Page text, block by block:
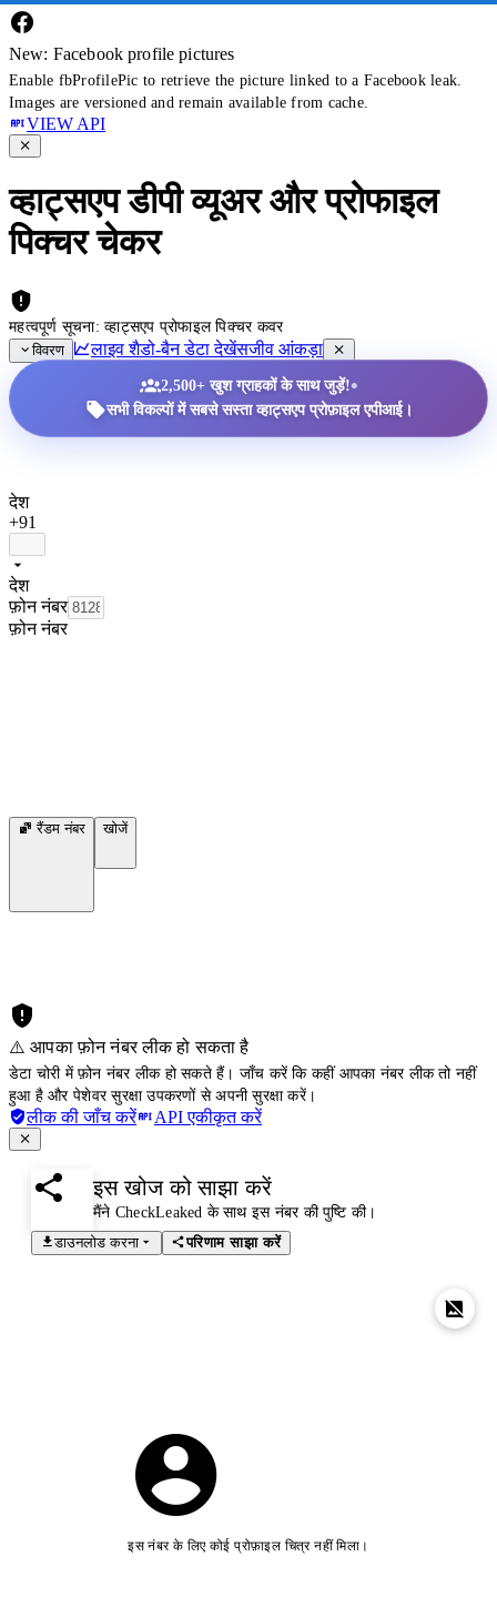
New: Facebook profile pictures
Enable fbProfilePic to retrieve the picture linked to a Facebook leak.
Images are versioned and remain available from cache.
VIEW API
व्हाट्सएप डीपी व्यूअर और प्रोफाइल
पिक्चर चेकर
महत्वपूर्ण सूचना: व्हाट्सएप प्रोफाइल पिक्चर कवर
विवरण
लाइव शैडो-बैन डेटा देखेंसजीव आंकड़ा
2,500+ खुश ग्राहकों के साथ जुड़ें!•
सभी विकल्पों में सबसे सस्ता व्हाट्सएप प्रोफ़ाइल एपीआई।
देश
+91
देश
फ़ोन नंबर
फ़ोन नंबर
रैंडम नंबर खोजें
⚠️ आपका फ़ोन नंबर लीक हो सकता है
डेटा चोरी में फ़ोन नंबर लीक हो सकते हैं। जाँच करें कि कहीं आपका नंबर लीक तो नहीं
हुआ है और पेशेवर सुरक्षा उपकरणों से अपनी सुरक्षा करें।
लीक की जाँच करें API एकीकृत करें
इस खोज को साझा करें
मैंने CheckLeaked के साथ इस नंबर की पुष्टि की।
डाउनलोड करना
परिणाम साझा करें
इस नंबर के लिए कोई प्रोफ़ाइल चित्र नहीं मिला।